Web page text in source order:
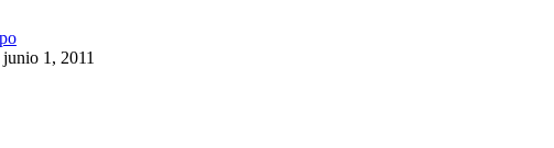
junio 1, 2011